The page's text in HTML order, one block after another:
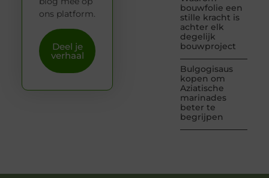
bouwfolie een
stille kracht is
achter elk
degelijk
bouwproject
Bulgogisaus
kopen om
Aziatische
marinades
beter te
begrijpen
ons platform.
Deel je
verhaal